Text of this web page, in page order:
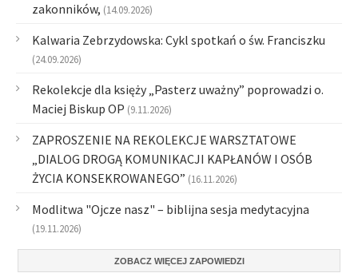
zakonników, (14.09.2026)
Kalwaria Zebrzydowska: Cykl spotkań o św. Franciszku
(24.09.2026)
Rekolekcje dla księży „Pasterz uważny” poprowadzi o.
Maciej Biskup OP (9.11.2026)
ZAPROSZENIE NA REKOLEKCJE WARSZTATOWE
„DIALOG DROGĄ KOMUNIKACJI KAPŁANÓW I OSÓB
ŻYCIA KONSEKROWANEGO” (16.11.2026)
Modlitwa "Ojcze nasz" – biblijna sesja medytacyjna
(19.11.2026)
ZOBACZ WIĘCEJ ZAPOWIEDZI